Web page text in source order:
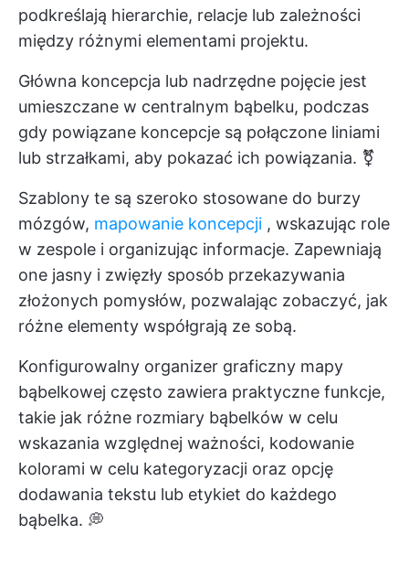
podkreślają hierarchie, relacje lub zależności
między różnymi elementami projektu.
Główna koncepcja lub nadrzędne pojęcie jest
umieszczane w centralnym bąbelku, podczas
gdy powiązane koncepcje są połączone liniami
lub strzałkami, aby pokazać ich powiązania. ⚧️
Szablony te są szeroko stosowane do burzy
mózgów, mapowanie koncepcji , wskazując role
w zespole i organizując informacje. Zapewniają
one jasny i zwięzły sposób przekazywania
złożonych pomysłów, pozwalając zobaczyć, jak
różne elementy współgrają ze sobą.
Konfigurowalny organizer graficzny mapy
bąbelkowej często zawiera praktyczne funkcje,
takie jak różne rozmiary bąbelków w celu
wskazania względnej ważności, kodowanie
kolorami w celu kategoryzacji oraz opcję
dodawania tekstu lub etykiet do każdego
bąbelka. 💭